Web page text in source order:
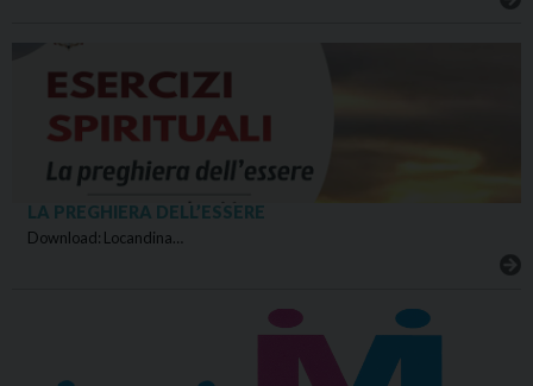
LA PREGHIERA DELL’ESSERE
Download: Locandina…